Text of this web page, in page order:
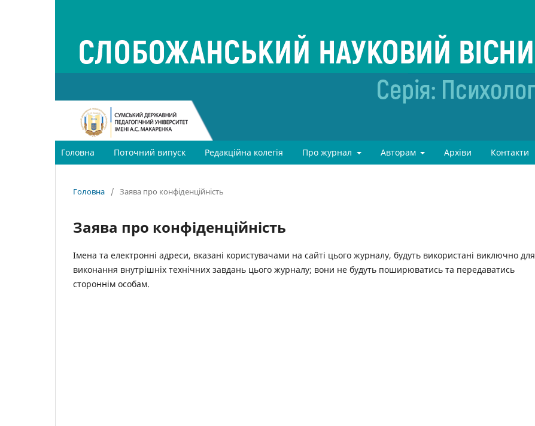
Головна Поточний випуск Редакційна колегія Про журнал Авторам Архіви Контакти
Головна / Заява про конфіденційність
Заява про конфіденційність
Імена та електронні адреси, вказані користувачами на сайті цього журналу, будуть використані виключно для
виконання внутрішніх технічних завдань цього журналу; вони не будуть поширюватись та передаватись
стороннім особам.